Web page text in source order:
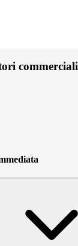
commerciali